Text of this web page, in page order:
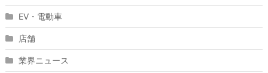
EV・電動車
店舗
業界ニュース